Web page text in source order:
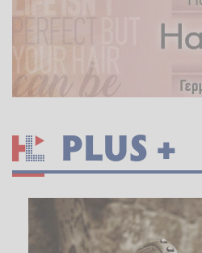
PLUS +